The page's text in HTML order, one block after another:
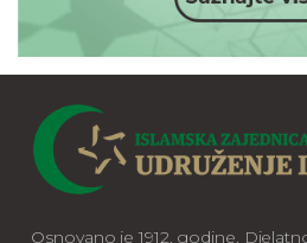
Osnovano je 1912. godine.